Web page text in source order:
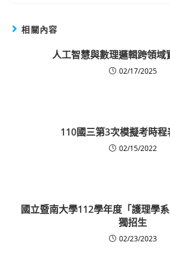
相關內容
人工智慧與數理邏輯跨領域
02/17/2025
110國三第3次模擬考時
02/15/2022
國立暨南大學112學年度「護理學
獨招生
02/23/2023